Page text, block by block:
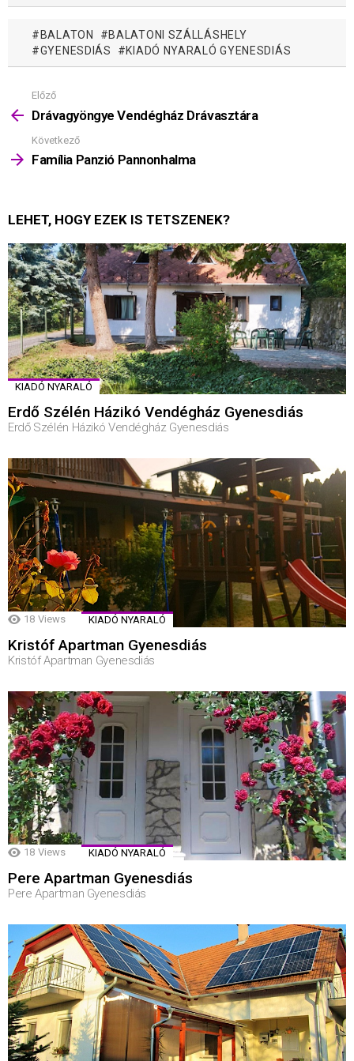
BALATON
BALATONI SZÁLLÁSHELY
GYENESDIÁS
KIADÓ NYARALÓ GYENESDIÁS
Mutass
többet
Előző
Drávagyöngye Vendégház Drávasztára
Következő
Família Panzió Pannonhalma
LEHET, HOGY EZEK IS TETSZENEK?
KIADÓ NYARALÓ
Erdő Szélén Házikó Vendégház Gyenesdiás
Erdő Szélén Házikó Vendégház Gyenesdiás
18 Views KIADÓ NYARALÓ
Kristóf Apartman Gyenesdiás
Kristóf Apartman Gyenesdiás
18 Views KIADÓ NYARALÓ
Pere Apartman Gyenesdiás
Pere Apartman Gyenesdiás